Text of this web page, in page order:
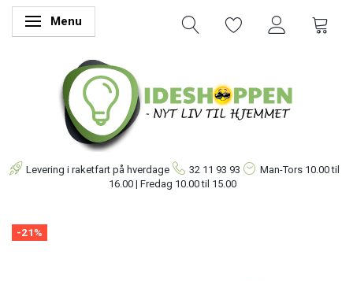
Skifte navigation
Menu
Levering i raketfart på hverdage 32 11 93 93 Man-Tors 10.00 til
16.00 | Fredag 10.00 til 15.00
-21%